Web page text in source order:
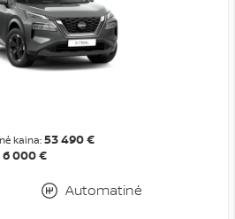
kaina: 53 490 €
6 000 €
Automatinė